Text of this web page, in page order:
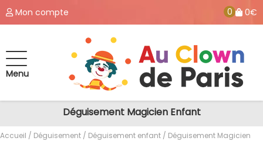
Mon compte 0 0€
Menu
Déguisement Magicien Enfant
Accueil / Déguisement / Déguisement enfant / Déguisement Magicien